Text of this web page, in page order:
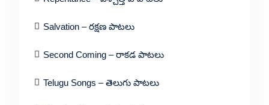
Salvation – రక్షణ పాటలు
Second Coming – రాకడ పాటలు
Telugu Songs – తెలుగు పాటలు